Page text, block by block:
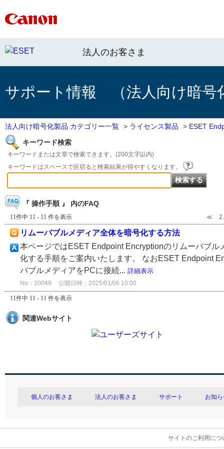
法人のお客さま
サポート情報 （法人向け暗号
法人向け暗号化製品 カテゴリー一覧 > ライセンス製品 > ESET
キーワード検索
キーワードまたは文章で検索できます。(200文字以内)
キーワードはスペースで区切ると検索結果が得やすくなります。
『 操作手順 』 内のFAQ
11件中 11 - 11 件を表示 ≪ 2
リムーバブルメディア全体を暗号化する方法
本ページではESET Endpoint Encryptionのリムーバブ
化する手順をご案内いたします。 なおESET Endpoint
バブルメディアをPCに接続... 詳細表示
No：20049 公開日時：2025/01/06 10:00
11件中 11 - 11 件を表示
関連Webサイト
個人のお客さま 法人のお客さま サポート お知
サイトのご利用につ